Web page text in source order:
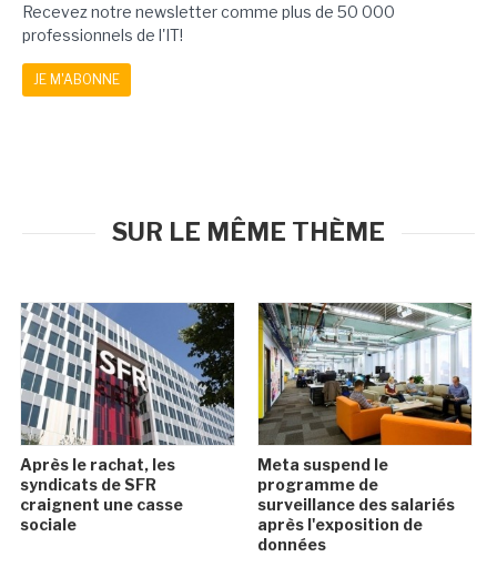
Recevez notre newsletter comme plus de 50 000
professionnels de l'IT!
JE M'ABONNE
SUR LE MÊME THÈME
Après le rachat, les
syndicats de SFR
craignent une casse
sociale
Meta suspend le
programme de
surveillance des salariés
après l'exposition de
données